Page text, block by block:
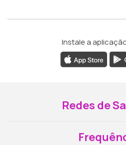
Instale a
Redes de